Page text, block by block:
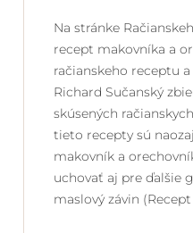
Na stránke
recept makovníka a
račianskeho receptu
Richard Sučanský
skúsených
tieto recepty sú
makovník a
uchovať aj pre ďalšie
maslový závin (Recept